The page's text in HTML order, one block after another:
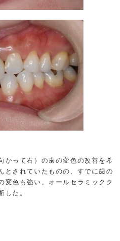
かって右）の歯の変色の改善を希
とされていたものの、すでに歯の
変色も強い。オールセラミックク
した。